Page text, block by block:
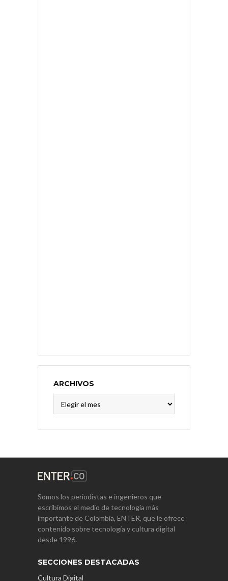
ARCHIVOS
Somos los periodistas e ingenieros que
escribimos el medio de tecnología más
importante de Colombia, ENTER, que le ofrece
contenido sobre tecnología y cultura digital
desde 1996.
SECCIONES DESTACADAS
Cultura Digital